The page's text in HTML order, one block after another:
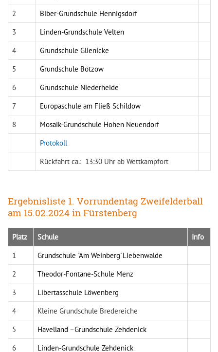
2
Biber-Grundschule Hennigsdorf
3
Linden-Grundschule Velten
4
Grundschule Glienicke
5
Grundschule Bötzow
6
Grundschule Niederheide
7
Europaschule am Fließ Schildow
8
Mosaik-Grundschule Hohen Neuendorf
Protokoll
Rückfahrt ca.: 13:30 Uhr ab Wettkampfort
Ergebnisliste 1. Vorrundentag Zweifelderball
am 15.02.2024 in Fürstenberg
Platz Schule
Info
1
Grundschule "Am Weinberg"Liebenwalde
2
Theodor-Fontane-Schule Menz
3
Libertasschule Löwenberg
4
Kleine Grundschule Bredereiche
5
Havelland –Grundschule Zehdenick
6
Linden-Grundschule Zehdenick